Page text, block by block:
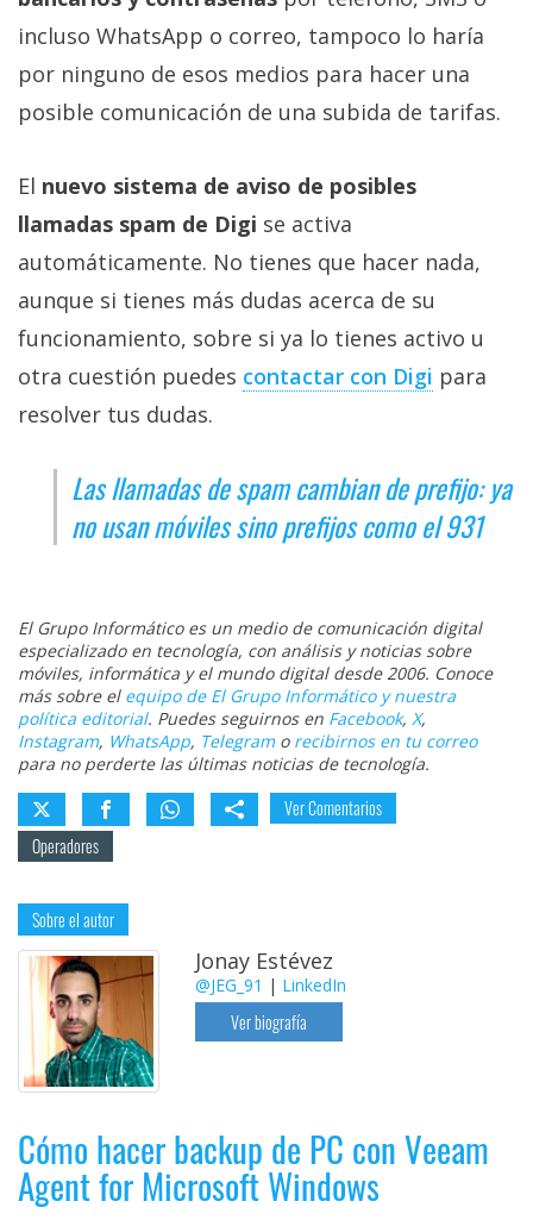
incluso WhatsApp o correo, tampoco lo haría
por ninguno de esos medios para hacer una
posible comunicación de una subida de tarifas.
El nuevo sistema de aviso de posibles
llamadas spam de Digi se activa
automáticamente. No tienes que hacer nada,
aunque si tienes más dudas acerca de su
funcionamiento, sobre si ya lo tienes activo u
otra cuestión puedes contactar con Digi‎ para
resolver tus dudas.
Las llamadas de spam cambian de prefijo: ya
no usan móviles sino prefijos como el 931
El Grupo Informático es un medio de comunicación digital
especializado en tecnología, con análisis y noticias sobre
móviles, informática y el mundo digital desde 2006. Conoce
más sobre el equipo de El Grupo Informático y nuestra
política editorial. Puedes seguirnos en Facebook, X,
Instagram, WhatsApp, Telegramo recibirnos en tu correo
para no perderte las últimas noticias de tecnología.
Ver Comentarios
Operadores
Sobre el autor
Jonay Estévez
@JEG_91 | LinkedIn
Ver biografía
Cómo hacer backup de PC con Veeam
Agent for Microsoft Windows